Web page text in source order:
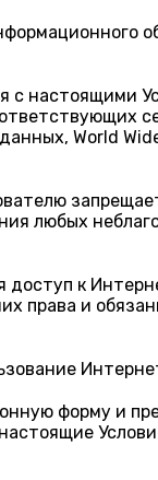
настоящими
World
любых
доступ к
права и
форму и